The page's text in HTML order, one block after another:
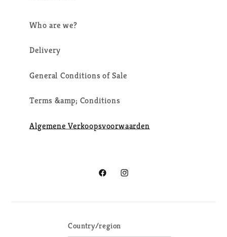
Who are we?
Delivery
General Conditions of Sale
Terms &amp; Conditions
Algemene Verkoopsvoorwaarden
FacebookInstagram
Country/region